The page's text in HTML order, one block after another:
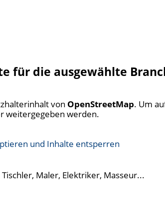
für die ausgewählte
von OpenStreetMap. Um
weitergegeben werden.
und Inhalte entsperren
Maler, Elektriker, Masseur...